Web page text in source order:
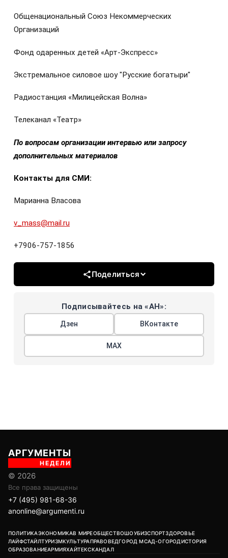
Общенациональный Союз Некоммерческих
Организаций
Фонд одаренных детей «Арт-Экспресс»
Экстремальное силовое шоу "Русские богатыри"
Радиостанция «Милицейская Волна»
Телеканал «Театр»
По вопросам организации интервью или запросу
дополнительных материалов
Контакты для СМИ:
Марианна Власова
v_mass@mail.ru
+7906-757-1856
Поделиться
Подписывайтесь на «АН»:
Дзен ВКонтакте
МАХ
АРГУМЕНТЫ
НЕДЕЛИ
© 2026
Все права защищены
+7 (495) 981-68-36
anonline@argumenti.ru
ПОЛИТИКАЭКОНОМИКАВ МИРЕОБЩЕСТВОШОУБИЗСПОРТЗДОРОВЬЕ
ЛАЙФСТАЙЛТУРИЗМКУЛЬТУРАПРАВОВЕДГОРОД МСАД-ОГОРОДИСТОРИЯ
ОБРАЗОВАНИЕАРМИЯХАЙТЕКСКАНДАЛ